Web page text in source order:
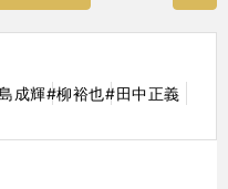
成輝#柳裕也#田中正義